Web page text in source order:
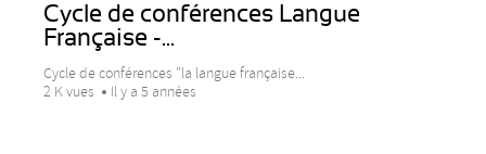
Cycle de conférences Langue
Française -...
Cycle de conférences "la langue française...
2 K vues
Il y a 5 années